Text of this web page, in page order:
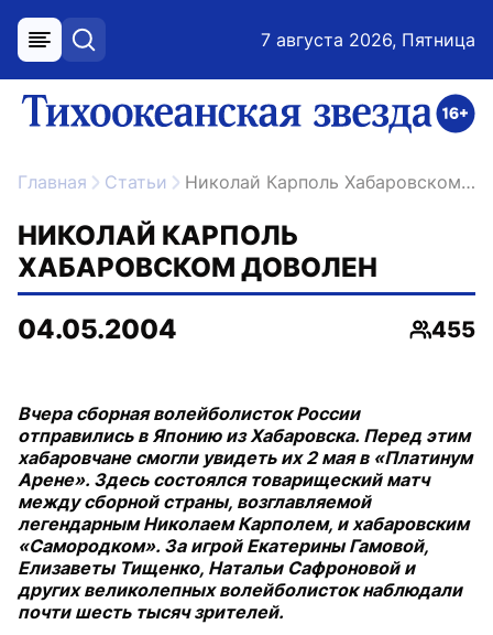
меню поиск 7 августа 2026, Пятница
ссылка на главную
Главная Статьи Николай Карполь Хабаровском доволен
НИКОЛАЙ КАРПОЛЬ
ХАБАРОВСКОМ ДОВОЛЕН
04.05.2004
455
Вчера сборная волейболисток России
отправились в Японию из Хабаровска. Перед этим
хабаровчане смогли увидеть их 2 мая в «Платинум
Арене». Здесь состоялся товарищеский матч
между сборной страны, возглавляемой
легендарным Николаем Карполем, и хабаровским
«Самородком». За игрой Екатерины Гамовой,
Елизаветы Тищенко, Натальи Сафроновой и
других великолепных волейболисток наблюдали
почти шесть тысяч зрителей.